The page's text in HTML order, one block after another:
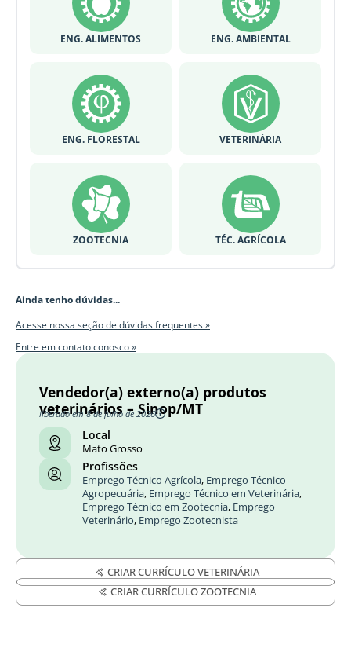
ENG. ALIMENTOS ENG. AMBIENTAL
ENG. FLORESTAL VETERINÁRIA
ZOOTECNIA TÉC. AGRÍCOLA
Ainda tenho dúvidas...
Acesse nossa seção de dúvidas frequentes »
Entre em contato conosco »
Vendedor(a) externo(a) produtos
veterinários – Sinop/MT
liberado em 8 de julho de 2026
Local
Mato Grosso
Profissões
Emprego Técnico Agrícola, Emprego Técnico
Agropecuária, Emprego Técnico em Veterinária,
Emprego Técnico em Zootecnia, Emprego
Veterinário, Emprego Zootecnista
CRIAR CURRÍCULO VETERINÁRIA
CRIAR CURRÍCULO ZOOTECNIA